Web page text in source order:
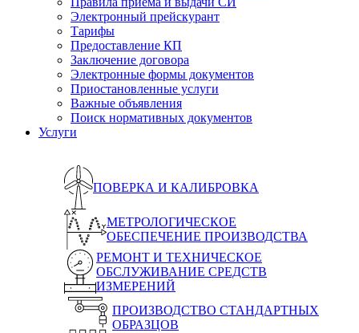
Электронный прейскурант
Тарифы
Предоставление КП
Заключение договора
Электронные формы документов
Приостановленные услуги
Важные объявления
Поиск нормативных документов
Услуги
ПОВЕРКА И КАЛИБРОВКА
МЕТРОЛОГИЧЕСКОЕ
ОБЕСПЕЧЕНИЕ ПРОИЗВОДСТВА
РЕМОНТ И ТЕХНИЧЕСКОЕ
ОБСЛУЖИВАНИЕ СРЕДСТВ
ИЗМЕРЕНИЙ
ПРОИЗВОДСТВО СТАНДАРТНЫХ
ОБРАЗЦОВ